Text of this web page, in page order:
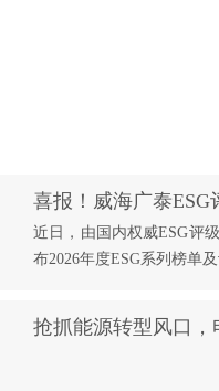
近日，由国内权威ESG评
布2026年度ESG系列榜单